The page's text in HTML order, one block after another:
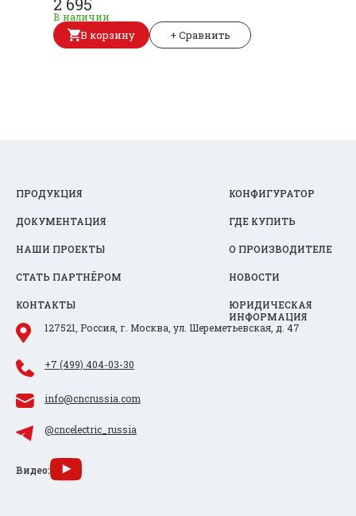
В наличии
В корзину + Сравнить
ПРОДУКЦИЯ КОНФИГУРАТОР
ДОКУМЕНТАЦИЯ ГДЕ КУПИТЬ
НАШИ ПРОЕКТЫ О ПРОИЗВОДИТЕЛЕ
СТАТЬ ПАРТНЁРОМ НОВОСТИ
КОНТАКТЫ
ЮРИДИЧЕСКАЯ
ИНФОРМАЦИЯ
127521, Россия, г. Москва, ул. Шереметьевская, д. 47
+7 (499) 404-03-30
info@cncrussia.com
@cncelectric_russia
Видео: